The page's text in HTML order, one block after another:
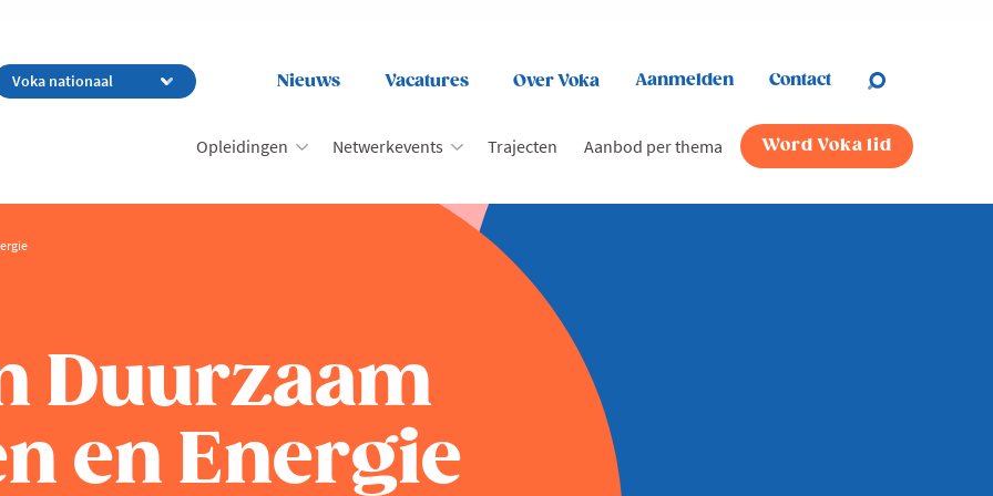
Nieuws Vacatures Over Voka Aanmelden Contact
Opleidingen Netwerkevents Trajecten Aanbod per thema Word Voka lid
Duurzaam
en Energie